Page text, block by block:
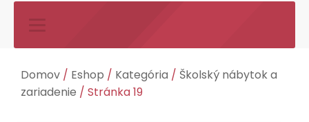
Domov / Eshop / Kategória / Školský nábytok a
zariadenie / Stránka 19